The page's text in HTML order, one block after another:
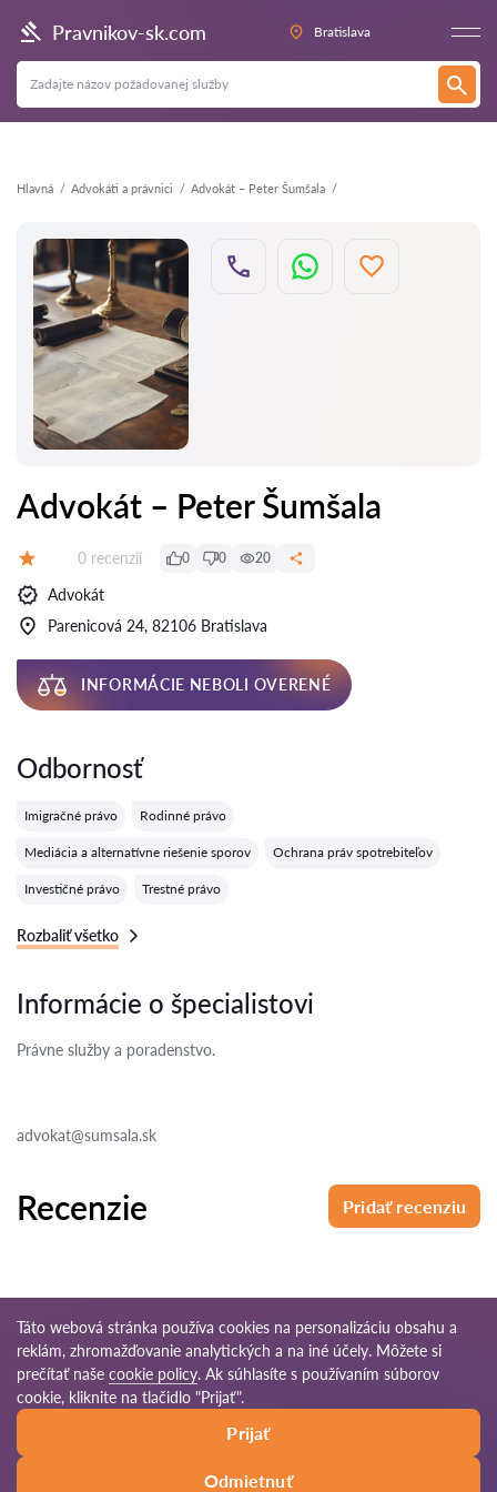
Pravnikov-sk.com Bratislava
Hlavná Аdvokáti a právnici Advokát – Peter Šumšala
Späť
Advokát – Peter Šumšala
Recenzií:
0 recenzií 0 0 20
Advokát
Parenicová 24, 82106 Bratislava
INFORMÁCIE NEBOLI OVERENÉ
Odbornosť
Imigračné právo Rodinné právo
Mediácia a alternatívne riešenie sporov Ochrana práv spotrebiteľov
Investičné právo Trestné právo
Rozbaliť všetko
Informácie o špecialistovi
Právne služby a poradenstvo.
advokat@sumsala.sk
Recenzie Pridať recenziu
© 2026 Pravnikov-sk.com
stránok
Táto webová stránka používa cookies na personalizáciu obsahu a
reklám, zhromažďovanie analytických a na iné účely. Môžete si
prečítať naše cookie policy. Ak súhlasíte s používaním súborov
cookie, kliknite na tlačidlo "Prijať".
Prijať
Odmietnuť